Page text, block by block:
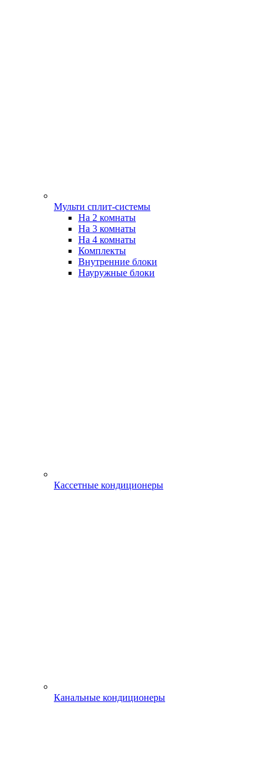
Мульти сплит-системы
На 2 комнаты
На 3 комнаты
На 4 комнаты
Комплекты
Внутренние блоки
Науружные блоки
Кассетные кондиционеры
Канальные кондиционеры